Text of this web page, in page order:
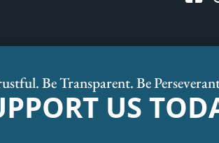
Be Transparent. Be
US